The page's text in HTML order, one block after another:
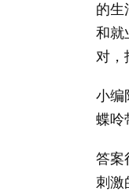
的生
和就
对，
小编
蝶呤
答案
刺激